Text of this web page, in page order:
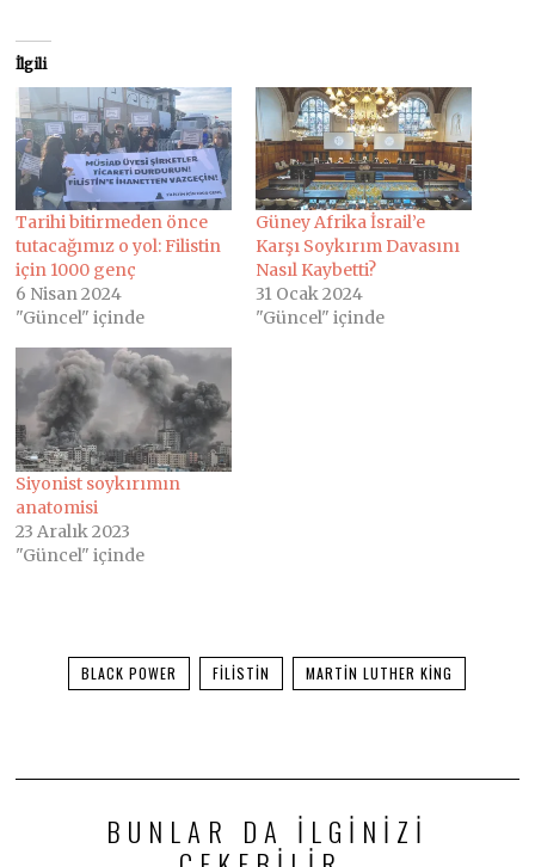
İlgili
Tarihi bitirmeden önce
tutacağımız o yol: Filistin
için 1000 genç
6 Nisan 2024
"Güncel" içinde
Güney Afrika İsrail’e
Karşı Soykırım Davasını
Nasıl Kaybetti?
31 Ocak 2024
"Güncel" içinde
Siyonist soykırımın
anatomisi
23 Aralık 2023
"Güncel" içinde
BLACK POWER FILISTIN MARTIN LUTHER KING
BUNLAR DA ILGINIZI